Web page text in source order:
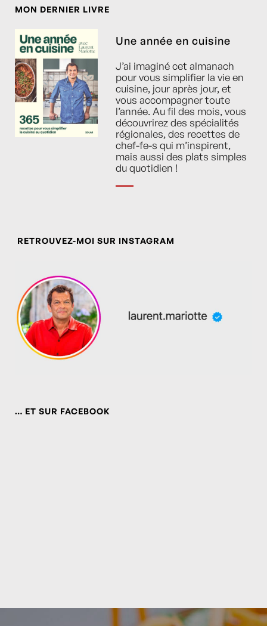
MON DERNIER LIVRE
Une année en cuisine
J’ai imaginé cet almanach
pour vous simplifier la vie en
cuisine, jour après jour, et
vous accompagner toute
l’année. Au fil des mois, vous
découvrirez des spécialités
régionales, des recettes de
chef-fe-s qui m’inspirent,
mais aussi des plats simples
du quotidien !
RETROUVEZ-MOI SUR INSTAGRAM
… ET SUR FACEBOOK